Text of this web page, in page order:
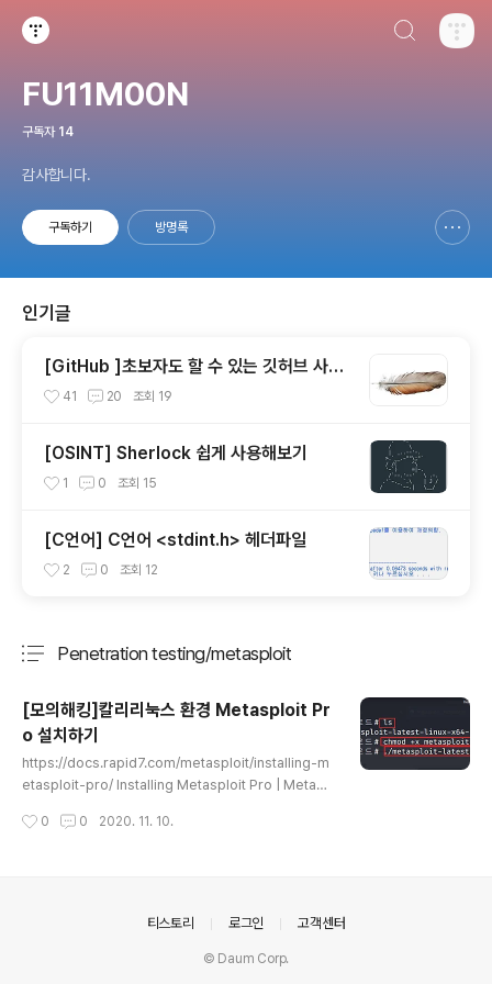
FU11M00N
구독자 14
감사합니다.
구독하기 방명록
인기글
[GitHub ]초보자도 할 수 있는 깃허브 사용
법 41 20 조회 19
[OSINT] Sherlock 쉽게 사용해보기
1 0 조회 15
[C언어] C언어 <stdint.h> 헤더파일
2 0 조회 12
Penetration testing/metasploit
[모의해킹]칼리리눅스 환경 Metasploit Pr
o 설치하기
https://docs.rapid7.com/metasploit/installing-m
etasploit-pro/ Installing Metasploit Pro | Metasp
wget http://downloads.metasploit.com/data/rel
신이 동작될때마다 자동으로 하고 그 포트가 열린다는 뜻
도우 리눅스는 따로 건드릴거 없는듯. 외부에서 접속할때
0 0 2020. 11. 10.
티스토리 로그인 고객센터
© Daum Corp.